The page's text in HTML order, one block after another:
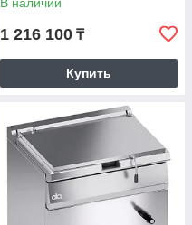
1 216 100 ₸
Купить